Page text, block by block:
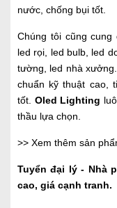
nước, chống bụi tốt.
Chúng tôi cũng
led rọi, led bulb, led
tường, led nhà
chuẩn kỹ thuật cao,
tốt. Oled Lighting
thầu lựa chọn.
>> Xem thêm sản
Tuyển đại lý - Nhà
cao, giá cạnh tranh.